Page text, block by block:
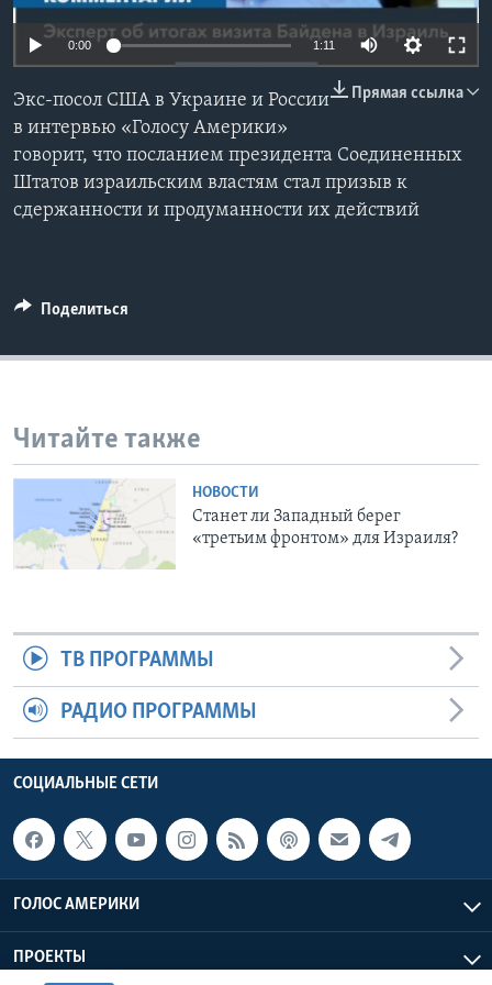
Learning English
СОЦИАЛЬНЫЕ СЕТИ
Языки
0:00 1:11
Прямая ссылка
Экс-посол США в Украине и России
в интервью «Голосу Америки»
говорит, что посланием президента Соединенных
Штатов израильским властям стал призыв к
сдержанности и продуманности их действий
Поделиться
Читайте также
НОВОСТИ
Станет ли Западный берег
«третьим фронтом» для Израиля?
ТВ ПРОГРАММЫ
РАДИО ПРОГРАММЫ
СОЦИАЛЬНЫЕ СЕТИ
ГОЛОС АМЕРИКИ
ПРОЕКТЫ